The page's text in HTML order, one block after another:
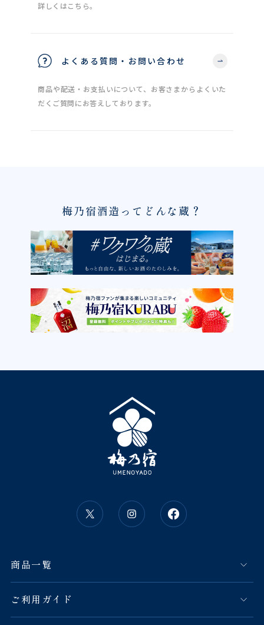
詳しくはこちら。
よくある質問・お問い合わせ
商品や配送・お支払いについて、お客さまからよくいた
だくご質問にお答えしております。
梅乃宿酒造ってどんな蔵？
商品一覧
ご利用ガイド